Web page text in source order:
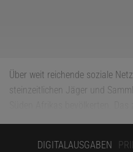
Über weit reichende soziale
steinzeitlichen Jäger und
DIGITALAUSGABEN